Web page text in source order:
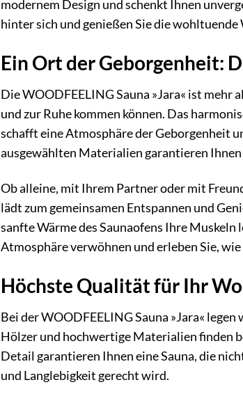
modernem Design und schenkt Ihnen
hinter sich und genießen Sie die
Ein Ort der Geborgenheit:
Die WOODFEELING Sauna »Jara« ist mehr
und zur Ruhe kommen können. Das
schafft eine Atmosphäre der Geborgenheit
ausgewählten Materialien garantieren Ihnen
Ob alleine, mit Ihrem Partner oder mit
lädt zum gemeinsamen Entspannen und
sanfte Wärme des Saunaofens Ihre
Atmosphäre verwöhnen und erleben Sie,
Höchste Qualität für Ihr
Bei der WOODFEELING Sauna »Jara«
Hölzer und hochwertige Materialien finden
Detail garantieren Ihnen eine Sauna, die
und Langlebigkeit gerecht wird.